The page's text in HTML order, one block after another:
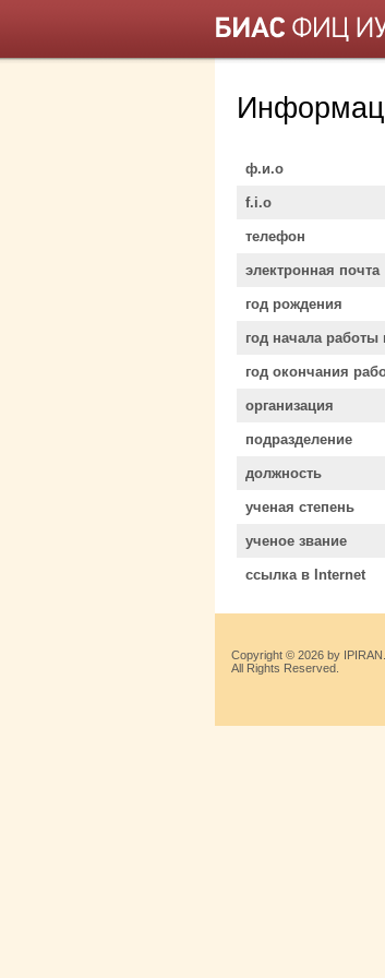
ф.и.о
f.i.o
телефон
электронная почта
год рождения
год начала работы
год окончания
организация
подразделение
должность
ученая степень
ученое звание
ссылка в Internet
Copyright © 2026 by IPIRAN.
All Rights Reserved.